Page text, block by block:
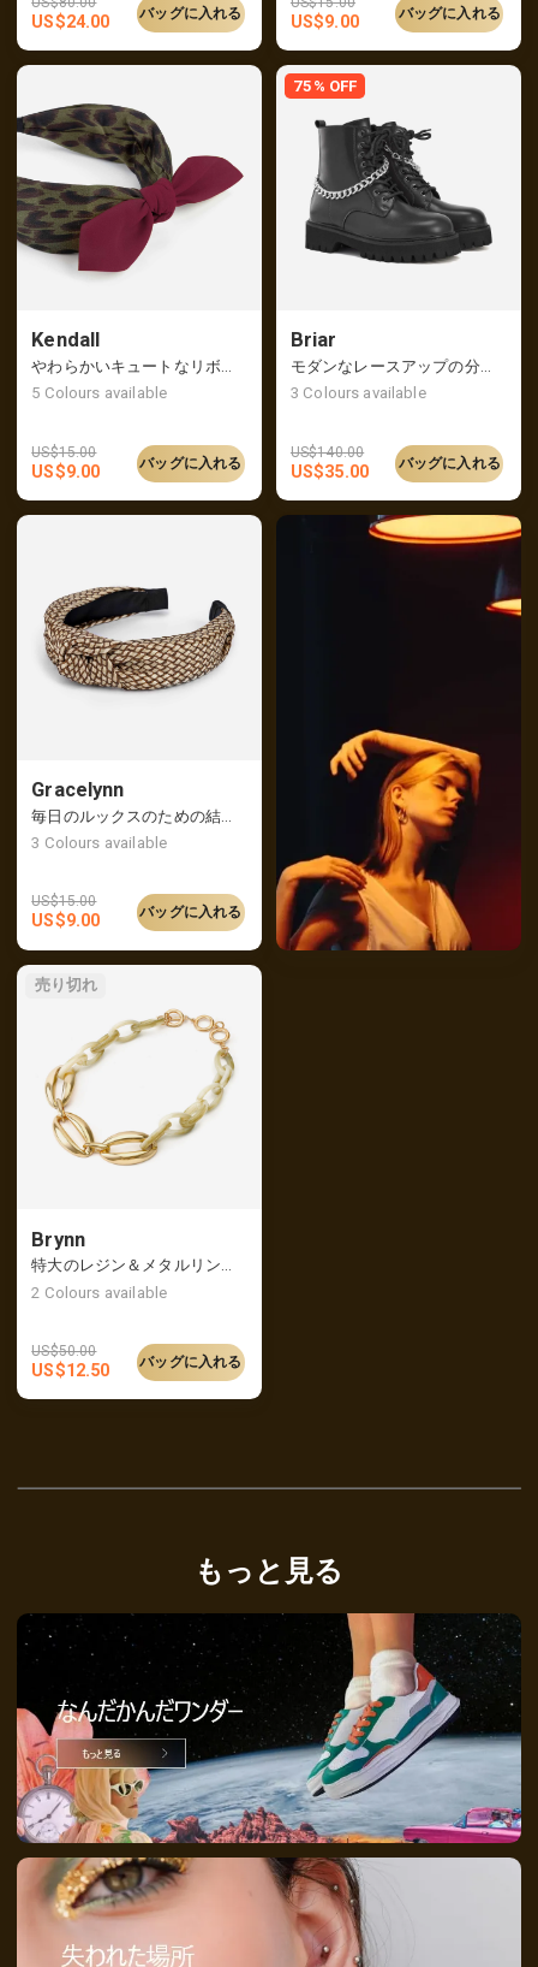
US$24.00 バッグに入れる US$9.00 バッグに入れる
Kendall
5 Colours available
US$15.00
US$9.00 バッグに入れる
75% OFF
Briar
3 Colours available
US$140.00
US$35.00 バッグに入れる
Gracelynn
3 Colours available
US$15.00
US$9.00 バッグに入れる
売り切れ
Brynn
特大のレジン＆メタルリンクチェーンネックレス
2 Colours available
US$50.00
US$12.50 バッグに入れる
もっと見る